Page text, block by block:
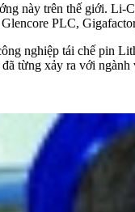
này trên thế giới. Li-
PLC,
nghiệp tái chế pin
từng xảy ra với